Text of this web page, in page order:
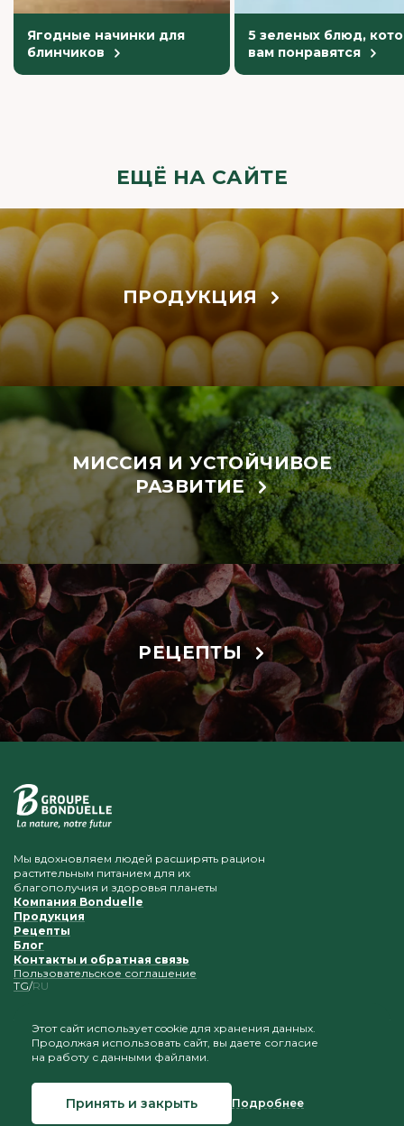
Ягодные начинки для
блинчиков
5 зеленых блюд,
вам понравятся
ЕЩЁ НА САЙТЕ
ПРОДУКЦИЯ
МИССИЯ И УСТОЙЧИВОЕ
РАЗВИТИЕ
РЕЦЕПТЫ
Мы вдохновляем людей расширять рацион
растительным питанием для их
благополучия и здоровья планеты
Компания Bonduelle
Продукция
Рецепты
Блог
Контакты и обратная связь
Пользовательское соглашение
TG RU
Приветствуется копирование и размещение
материалов при условии сохранения ссылки на наш
© 2026 Bonduelle Таджикистан
Этот сайт использует cookie для хранения данных.
Продолжая использовать сайт, вы даете согласие
на работу с данными файлами.
Принять и закрыть Подробнее